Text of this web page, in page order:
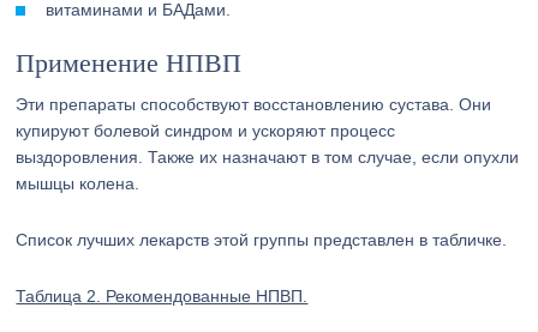
витаминами и БАДами.
Применение НПВП
Эти препараты способствуют восстановлению сустава. Они
купируют болевой синдром и ускоряют процесс
выздоровления. Также их назначают в том случае, если опухли
мышцы колена.
Список лучших лекарств этой группы представлен в табличке.
Таблица 2. Рекомендованные НПВП.